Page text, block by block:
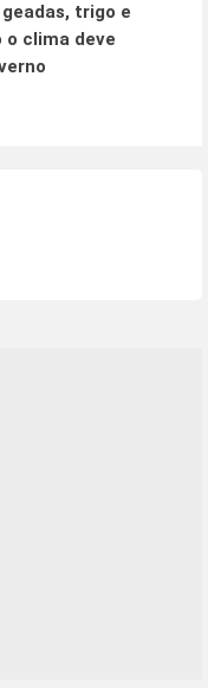
trigo e
clima deve